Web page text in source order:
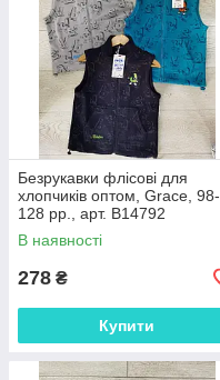
Безрукавки флісові для
хлопчиків оптом, Grace, 98-
128 рр., арт. B14792
В наявності
278 ₴
Купити